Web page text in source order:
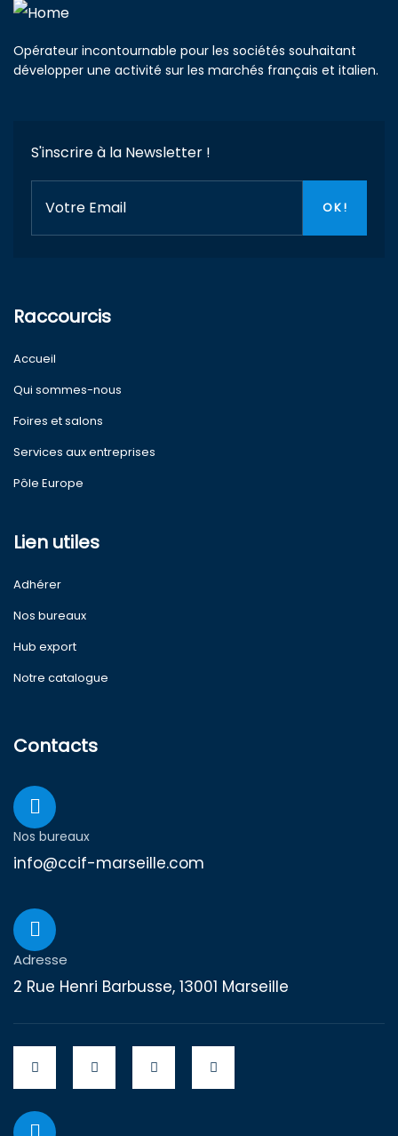
Opérateur incontournable pour les sociétés souhaitant
développer une activité sur les marchés français et italien.
S'inscrire à la Newsletter !
Raccourcis
Accueil
Qui sommes-nous
Foires et salons
Services aux entreprises
Pôle Europe
Lien utiles
Adhérer
Nos bureaux
Hub export
Notre catalogue
Contacts
Nos bureaux
info@ccif-marseille.com
Adresse
2 Rue Henri Barbusse, 13001 Marseille